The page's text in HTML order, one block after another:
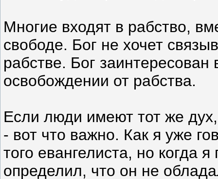
Многие входят в рабство,
свободе. Бог не хочет
рабстве. Бог
освобождении от рабства.
Если люди имеют тот же
- вот что важно. Как я уже
того евангелиста, но когда
определил, что он не